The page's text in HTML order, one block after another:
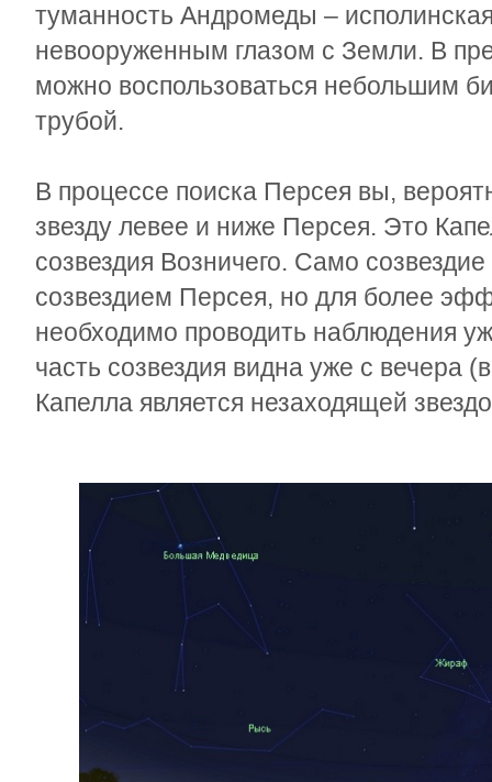
туманность Андромеды –
невооруженным глазом с Земли. В
можно воспользоваться небольшим
трубой.
В процессе поиска Персея вы,
звезду левее и ниже Персея. Это
созвездия Возничего. Само
созвездием Персея, но для более
необходимо проводить наблюдения
часть созвездия видна уже с вечера
Капелла является незаходящей